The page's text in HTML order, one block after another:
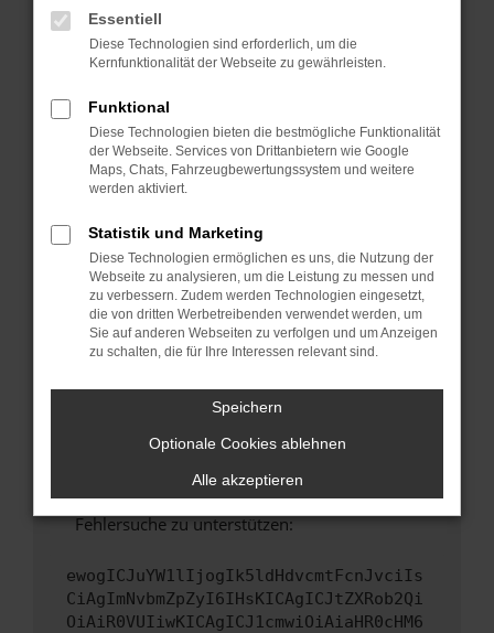
Manche Erweiterungen, wie Werbeblocker,
können das Laden bestimmter Seiten
verhindern. Funktioniert die Seite in einem
Fenster?
Starte dein Gerät neu.
Das kann manchmal helfen, vorübergehende
Probleme zu beheben.
Stelle sicher, dass dein Browser und dein
Betriebssystem auf dem neuesten Stand
sind.
Veraltete Software birgt nicht nur ein
Sicherheitsrisiko, sondern kann auch dazu
führen, dass bestimmte Funktionen nicht mehr
Wende dich an den Webseitenbetreiber.
hast, kontaktiere uns bitte. Wir werden
versuchen, das Problem zu beheben. Du kannst
uns diesen Text schicken, um uns bei der
Fehlersuche zu unterstützen:
ewogICJuYW1lIjogIk5ldHdvcmtFcnJvciIs
CiAgImNvbmZpZyI6IHsKICAgICJtZXRob2Qi
OiAiR0VUIiwKICAgICJ1cmwiOiAiaHR0cHM6
Essentiell
Diese Technologien sind erforderlich, um die
Kernfunktionalität der Webseite zu gewährleisten.
Funktional
Diese Technologien bieten die bestmögliche Funktionalität
der Webseite. Services von Drittanbietern wie Google
Maps, Chats, Fahrzeugbewertungssystem und weitere
werden aktiviert.
Statistik und Marketing
Diese Technologien ermöglichen es uns, die Nutzung der
Webseite zu analysieren, um die Leistung zu messen und
zu verbessern. Zudem werden Technologien eingesetzt,
die von dritten Werbetreibenden verwendet werden, um
Sie auf anderen Webseiten zu verfolgen und um Anzeigen
zu schalten, die für Ihre Interessen relevant sind.
Speichern
Optionale Cookies ablehnen
Alle akzeptieren